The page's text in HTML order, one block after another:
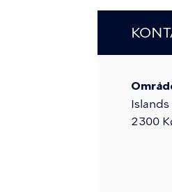
2300